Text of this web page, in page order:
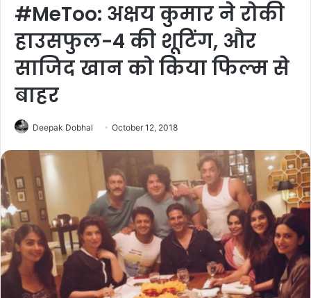
#MeToo: अक्षय कुमार ने रोकी
हाउसफुल-4 की शूटिंग, और
साजिद खान को किया फिल्म से
बाहर
Deepak Dobhal October 12, 2018